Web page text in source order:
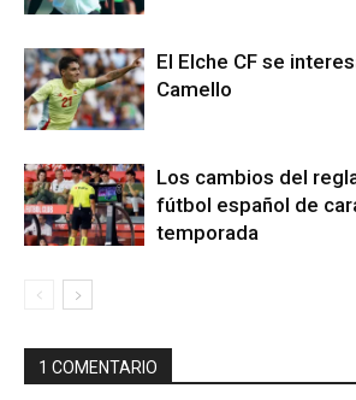
El Elche CF se
Camello
Los cambios del
fútbol español de
temporada
1 COMENTARIO